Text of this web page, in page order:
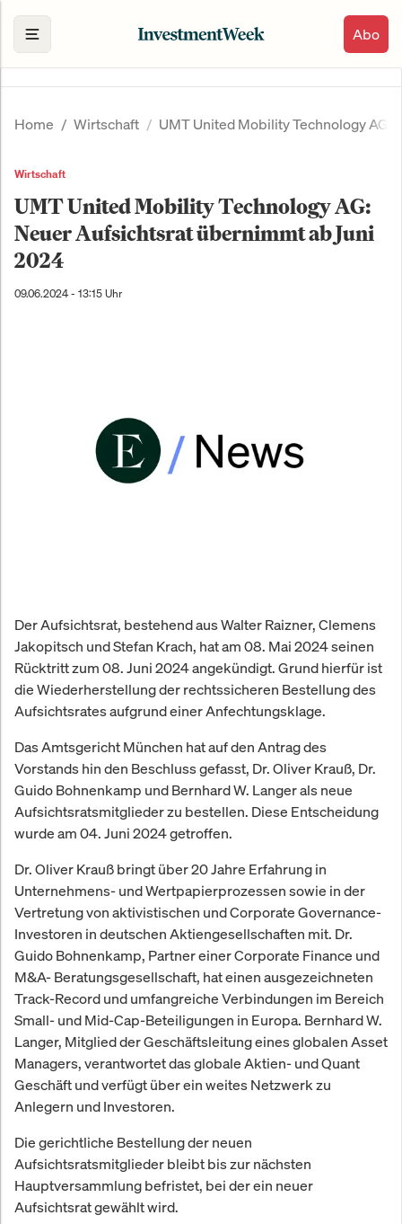
Abo
Home Wirtschaft UMT United Mobility Technology
Wirtschaft
UMT United Mobility Technology AG:
Neuer Aufsichtsrat übernimmt ab Juni
2024
09.06.2024 - 13:15 Uhr
Der Aufsichtsrat, bestehend aus Walter Raizner, Clemens
Jakopitsch und Stefan Krach, hat am 08. Mai 2024 seinen
Rücktritt zum 08. Juni 2024 angekündigt. Grund hierfür ist
die Wiederherstellung der rechtssicheren Bestellung des
Aufsichtsrates aufgrund einer Anfechtungsklage.
Das Amtsgericht München hat auf den Antrag des
Vorstands hin den Beschluss gefasst, Dr. Oliver Krauß, Dr.
Guido Bohnenkamp und Bernhard W. Langer als neue
Aufsichtsratsmitglieder zu bestellen. Diese Entscheidung
wurde am 04. Juni 2024 getroffen.
Dr. Oliver Krauß bringt über 20 Jahre Erfahrung in
Unternehmens- und Wertpapierprozessen sowie in der
Vertretung von aktivistischen und Corporate Governance-
Investoren in deutschen Aktiengesellschaften mit. Dr.
Guido Bohnenkamp, Partner einer Corporate Finance und
M&A- Beratungsgesellschaft, hat einen ausgezeichneten
Track-Record und umfangreiche Verbindungen im Bereich
Small- und Mid-Cap-Beteiligungen in Europa. Bernhard W.
Langer, Mitglied der Geschäftsleitung eines globalen Asset
Managers, verantwortet das globale Aktien- und Quant
Geschäft und verfügt über ein weites Netzwerk zu
Anlegern und Investoren.
Die gerichtliche Bestellung der neuen
Aufsichtsratsmitglieder bleibt bis zur nächsten
Hauptversammlung befristet, bei der ein neuer
Aufsichtsrat gewählt wird.